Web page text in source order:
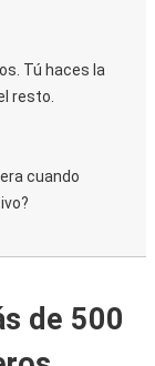
Tú haces la
resto.
cuando
de 500